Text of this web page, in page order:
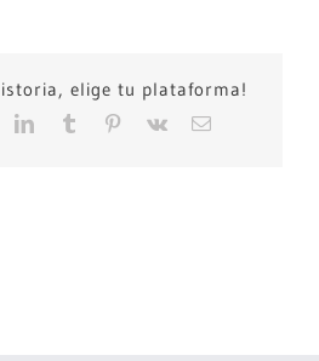
elige tu plataforma!
LinkedInTumblr PinterestVk Email